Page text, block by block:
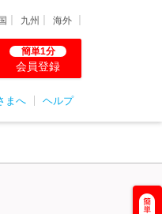
九州 海外
簡単1分
会員登録
まへ ヘルプ